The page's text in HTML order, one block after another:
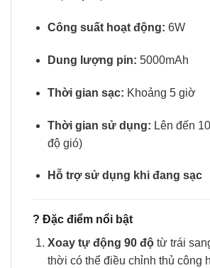
Công suất hoạt động: 6W
Dung lượng pin: 5000mAh
Thời gian sạc: Khoảng 5 giờ
Thời gian sử dụng: Lên đến
độ gió)
Hỗ trợ sử dụng khi đang sạc
? Đặc điểm nổi bật
Xoay tự động 90 độtừ trái
thời có thể điều chỉnh thủ công